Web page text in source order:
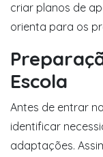
criar planos de
orienta para os
Escola
Antes de entrar
identificar
adaptações.